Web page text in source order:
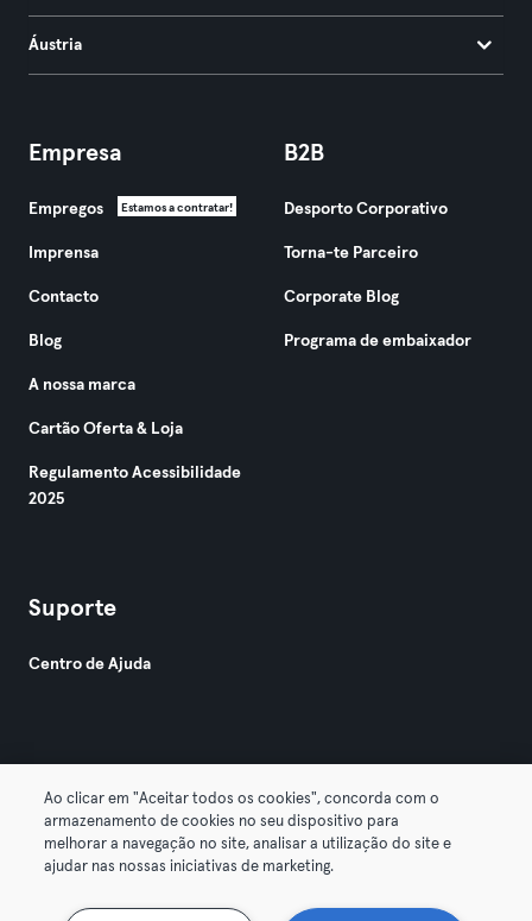
Áustria
Empresa
Empregos Estamos a contratar!
Imprensa
Contacto
Blog
A nossa marca
Cartão Oferta & Loja
Regulamento Acessibilidade
2025
B2B
Desporto Corporativo
Torna-te Parceiro
Corporate Blog
Programa de embaixador
Suporte
Centro de Ajuda
© 2026 Urban Sports Group GmbH. All rights reserved.
Termos & Condições Privacidade
Cancelar contratos aqui
Ao clicar em "Aceitar todos os cookies", concorda com o
armazenamento de cookies no seu dispositivo para
melhorar a navegação no site, analisar a utilização do site e
ajudar nas nossas iniciativas de marketing.